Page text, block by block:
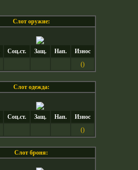
Слот оружие:
Соц.ст. Защ. Нап.
Износ
()
Слот одежда:
Соц.ст. Защ. Нап.
Износ
()
Слот броня: